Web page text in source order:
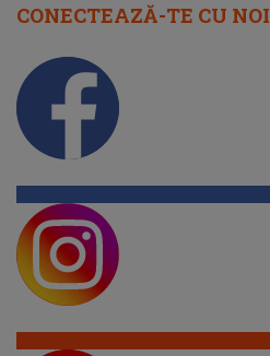
CONECTEAZĂ-TE CU NOI